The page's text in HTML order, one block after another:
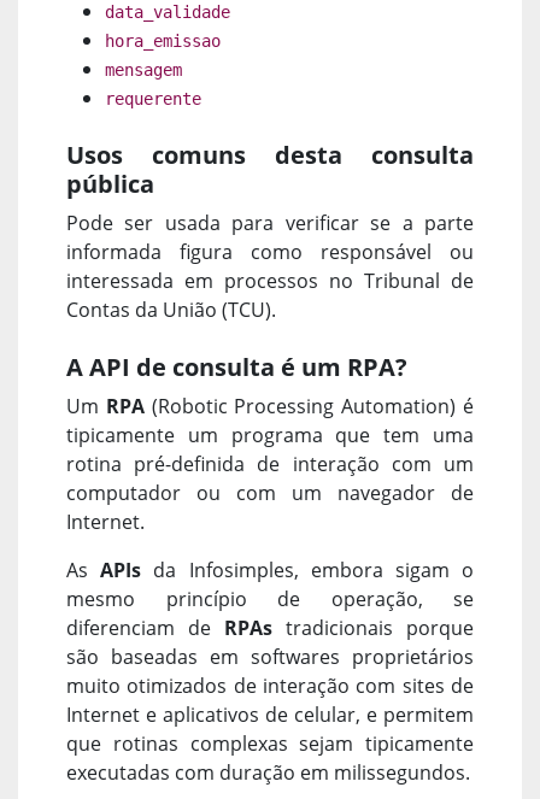
data_validade
hora_emissao
mensagem
requerente
Usos comuns desta consulta
pública
Pode ser usada para verificar se a parte
informada figura como responsável ou
interessada em processos no Tribunal de
Contas da União (TCU).
A API de consulta é um RPA?
Um RPA(Robotic Processing Automation) é
tipicamente um programa que tem uma
rotina pré-definida de interação com um
computador ou com um navegador de
Internet.
AsAPIs da Infosimples, embora sigam o
mesmo princípio de operação, se
diferenciam de RPAs tradicionais porque
são baseadas em softwares proprietários
muito otimizados de interação com sites de
Internet e aplicativos de celular, e permitem
que rotinas complexas sejam tipicamente
executadas com duração em milissegundos.